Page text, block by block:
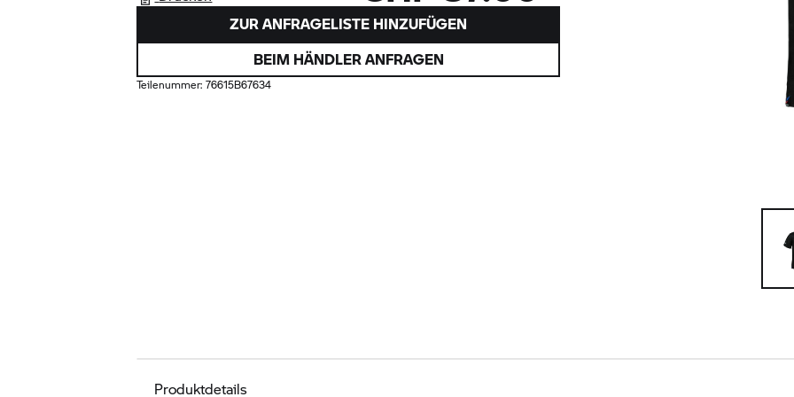
ZUR ANFRAGELISTE HINZUFÜGEN
BEIM HÄNDLER ANFRAGEN
Teilenummer:76615B67634
Produktdetails